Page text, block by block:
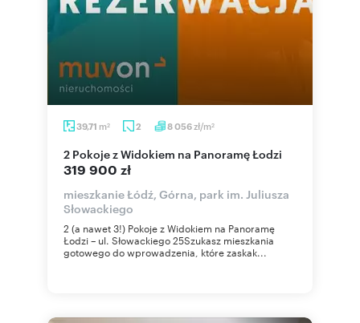
39,71 m2 2 8 056zł/m2
2 Pokoje z Widokiem na Panoramę Łodzi
319 900 zł
mieszkanie Łódź, Górna, park im. Juliusza
Słowackiego
2 (a nawet 3!) Pokoje z Widokiem na Panoramę
Łodzi – ul. Słowackiego 25Szukasz mieszkania
gotowego do wprowadzenia, które zaskak...